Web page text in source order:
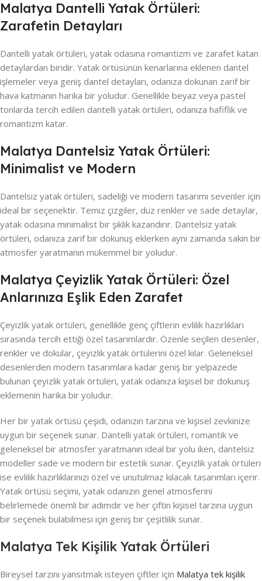
Malatya Dantelli Yatak Örtüleri:
Zarafetin Detayları
Dantelli yatak örtüleri, yatak odasına romantizm ve zarafet katan
detaylardan biridir. Yatak örtüsünün kenarlarına eklenen dantel
işlemeler veya geniş dantel detayları, odanıza dokunan zarif bir
hava katmanın harika bir yoludur. Genellikle beyaz veya pastel
tonlarda tercih edilen dantelli yatak örtüleri, odanıza hafiflik ve
romantizm katar.
Malatya Dantelsiz Yatak Örtüleri:
Minimalist ve Modern
Dantelsiz yatak örtüleri, sadeliği ve modern tasarımı sevenler için
ideal bir seçenektir. Temiz çizgiler, düz renkler ve sade detaylar,
yatak odasına minimalist bir şıklık kazandırır. Dantelsiz yatak
örtüleri, odanıza zarif bir dokunuş eklerken aynı zamanda sakin bir
atmosfer yaratmanın mükemmel bir yoludur.
Malatya Çeyizlik Yatak Örtüleri: Özel
Anlarınıza Eşlik Eden Zarafet
Çeyizlik yatak örtüleri, genellikle genç çiftlerin evlilik hazırlıkları
sırasında tercih ettiği özel tasarımlardır. Özenle seçilen desenler,
renkler ve dokular, çeyizlik yatak örtülerini özel kılar. Geleneksel
desenlerden modern tasarımlara kadar geniş bir yelpazede
bulunan çeyizlik yatak örtüleri, yatak odanıza kişisel bir dokunuş
eklemenin harika bir yoludur.
Her bir yatak örtüsü çeşidi, odanızın tarzına ve kişisel zevkinize
uygun bir seçenek sunar. Dantelli yatak örtüleri, romantik ve
geleneksel bir atmosfer yaratmanın ideal bir yolu iken, dantelsiz
modeller sade ve modern bir estetik sunar. Çeyizlik yatak örtüleri
ise evlilik hazırlıklarınızı özel ve unutulmaz kılacak tasarımları içerir.
Yatak örtüsü seçimi, yatak odanızın genel atmosferini
belirlemede önemli bir adımdır ve her çiftin kişisel tarzına uygun
bir seçenek bulabilmesi için geniş bir çeşitlilik sunar.
Malatya Tek Kişilik Yatak Örtüleri
Bireysel tarzını yansıtmak isteyen çiftler için Malatya tek kişilik